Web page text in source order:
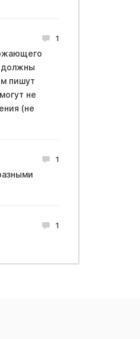
1
должны
пишут
не
(не
1
1